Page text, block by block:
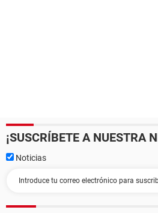
¡SUSCRÍBETE A NUESTRA
Noticias